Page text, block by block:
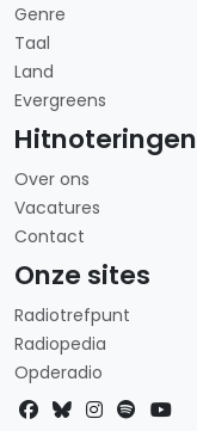
Genre
Taal
Land
Evergreens
Hitnoteringen
Over ons
Vacatures
Contact
Onze sites
Radiotrefpunt
Radiopedia
Opderadio